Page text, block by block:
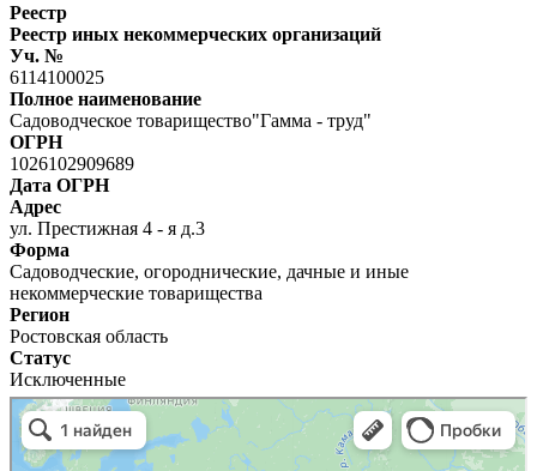
Реестр
Реестр иных некоммерческих организаций
Уч. №
6114100025
Полное наименование
Садоводческое товарищество"Гамма - труд"
ОГРН
1026102909689
Дата ОГРН
Адрес
ул. Престижная 4 - я д.3
Форма
Садоводческие, огороднические, дачные и иные
некоммерческие товарищества
Регион
Ростовская область
Статус
Исключенные